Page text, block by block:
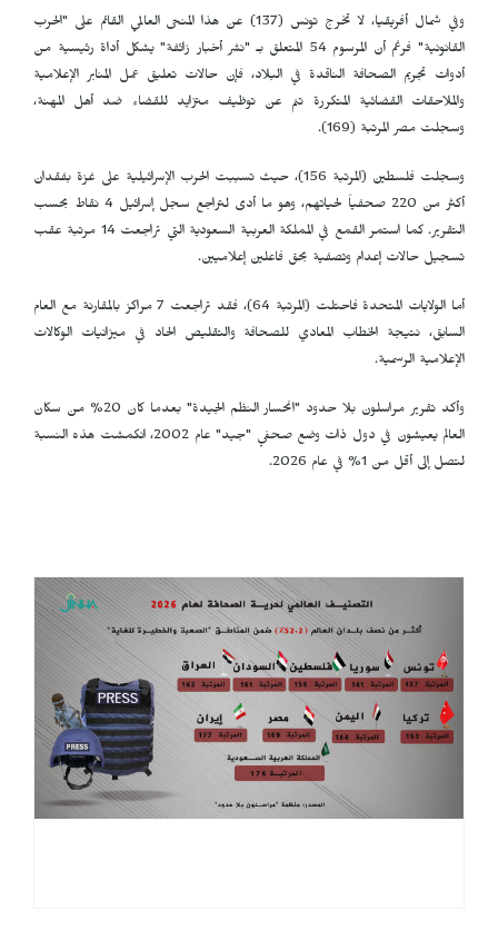
وفي شمال أفريقيا، لا تخرج تونس (137) عن هذا المنحى العالمي القائم على "الحرب
القانونية" فرغم أن المرسوم 54 المتعلق بـ "نشر أخبار زائفة" يشكل أداة رئيسية من
أدوات تجريم الصحافة الناقدة في البلاد، فإن حالات تعليق عمل المنابر الإعلامية
والملاحقات القضائية المتكررة تنم عن توظيف متزايد للقضاء ضد أهل المهنة،
وسجلت مصر المرتبة (169).
وسجلت فلسطين (المرتبة 156)، حيث تسببت الحرب الإسرائيلية على غزة بفقدان
أكثر من 220 صحفياً لحياتهم، وهو ما أدى لتراجع سجل إسرائيل 4 نقاط بحسب
التقرير. كما استمر القمع في المملكة العربية السعودية التي تراجعت 14 مرتبة عقب
تسجيل حالات إعدام وتصفية بحق فاعلين إعلاميين.
أما الولايات المتحدة فاحتلت (المرتبة 64)، فقد تراجعت 7 مراكز بالمقارنة مع العام
السابق، نتيجة الخطاب المعادي للصحافة والتقليص الحاد في ميزانيات الوكالات
الإعلامية الرسمية.
وأكد تقرير مراسلون بلا حدود "انحسار النظم الجيدة" بعدما كان 20% من سكان
العالم يعيشون في دول ذات وضع صحفي "جيد" عام 2002، انكمشت هذه النسبة
لتصل إلى أقل من 1% في عام 2026.